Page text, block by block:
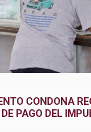
CONDONA
PAGO DEL